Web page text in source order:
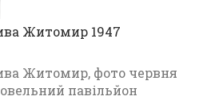
Житомир 1947
Житомир, фото червня
павільйон